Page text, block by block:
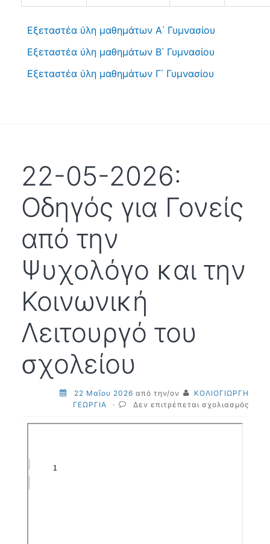
Εξεταστέα ύλη μαθημάτων Α΄ Γυμνασίου
Εξεταστέα ύλη μαθημάτων Β΄ Γυμνασίου
Εξεταστέα ύλη μαθημάτων Γ΄ Γυμνασίου
22-05-2026:
Οδηγός για Γονείς
από την
Ψυχολόγο και την
Κοινωνική
Λειτουργό του
σχολείου
22 Μαΐου 2026 από την/ον
ΚΟΛΙΟΓΙΩΡΓΗ
ΓΕΩΡΓΙΑ
· Δεν επιτρέπεται σχολιασμός